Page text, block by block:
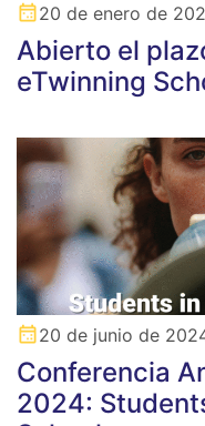
20 de enero de
Abierto el
eTwinning
20 de junio de
Conferencia
2024: